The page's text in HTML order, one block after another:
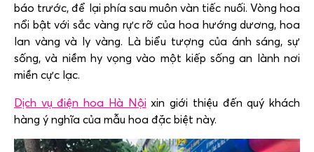
báo trước, để lại phía sau muôn vàn tiếc nuối. Vòng hoa
nổi bật với sắc vàng rực rỡ của hoa hướng dương, hoa
lan vàng và ly vàng. Là biểu tượng của ánh sáng, sự
sống, và niềm hy vọng vào một kiếp sống an lành nơi
miền cực lạc.
Dịch vụ điện hoa Hà Nội xin giới thiệu đến quý khách
hàng ý nghĩa của mẫu hoa đặc biệt này.